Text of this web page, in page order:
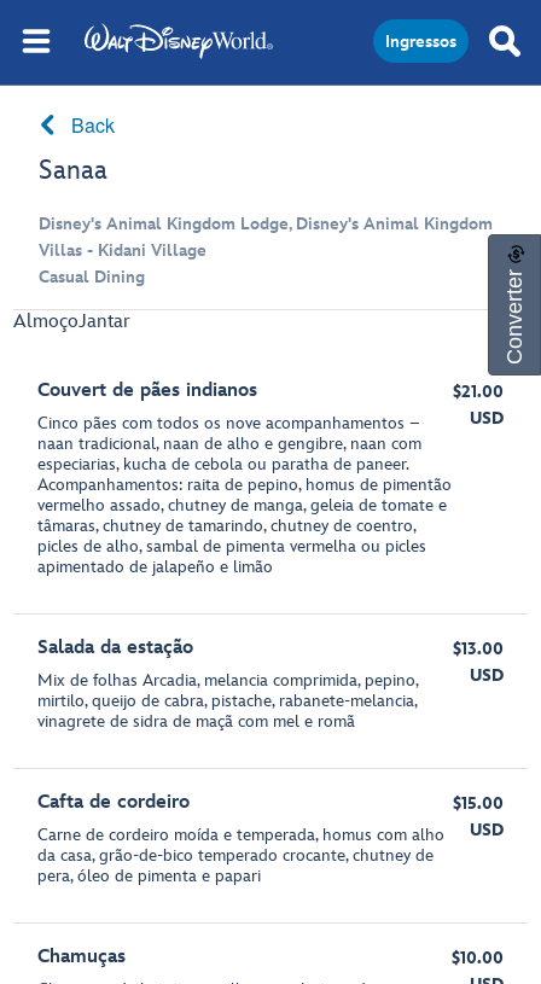
Ingressos
Back
Sanaa
Disney's Animal Kingdom Lodge, Disney's Animal Kingdom
Villas - Kidani Village
Casual Dining
AlmoçoJantar
Couvert de pães indianos
Cinco pães com todos os nove acompanhamentos –
naan tradicional, naan de alho e gengibre, naan com
especiarias, kucha de cebola ou paratha de paneer.
Acompanhamentos: raita de pepino, homus de pimentão
vermelho assado, chutney de manga, geleia de tomate e
tâmaras, chutney de tamarindo, chutney de coentro,
picles de alho, sambal de pimenta vermelha ou picles
apimentado de jalapeño e limão
$21.00
USD
Salada da estação
Mix de folhas Arcadia, melancia comprimida, pepino,
mirtilo, queijo de cabra, pistache, rabanete-melancia,
vinagrete de sidra de maçã com mel e romã
$13.00
USD
Cafta de cordeiro
Carne de cordeiro moída e temperada, homus com alho
da casa, grão-de-bico temperado crocante, chutney de
pera, óleo de pimenta e papari
$15.00
USD
Chamuças
$10.00
Converter